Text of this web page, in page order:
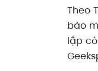
Theo
bảo
lập